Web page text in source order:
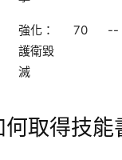
強化：
護衛毀
滅
70 --
何取得技能